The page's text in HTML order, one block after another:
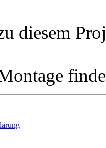
diesem